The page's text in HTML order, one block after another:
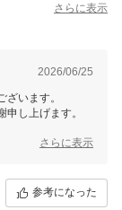
さらに表示
2026/06/25
います。
し上げます。
ただけたとのこ
らも迅速で丁寧な
さらに表示
参考になった